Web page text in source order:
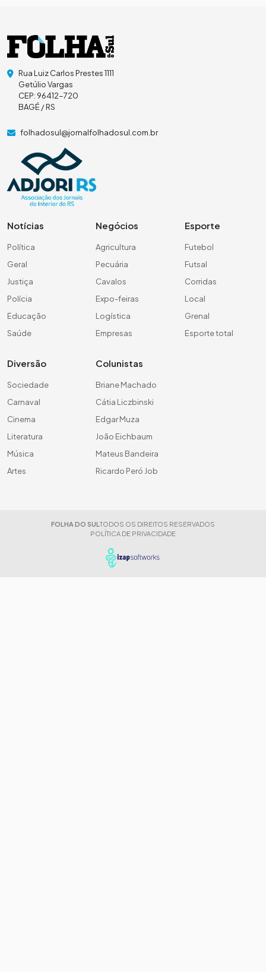
Rua Luiz Carlos Prestes 1111
Getúlio Vargas
CEP: 96412-720
BAGÉ / RS
folhadosul@jornalfolhadosul.com.br
Notícias
Política
Geral
Justiça
Polícia
Educação
Saúde
Negócios
Agricultura
Pecuária
Cavalos
Expo-feiras
Logística
Empresas
Esporte
Futebol
Futsal
Corridas
Local
Grenal
Esporte total
Diversão
Sociedade
Carnaval
Cinema
Literatura
Música
Artes
Colunistas
Briane Machado
Cátia Liczbinski
Edgar Muza
João Eichbaum
Mateus Bandeira
Ricardo Peró Job
FOLHA DO SUL TODOS OS DIREITOS RESERVADOS
POLÍTICA DE PRIVACIDADE